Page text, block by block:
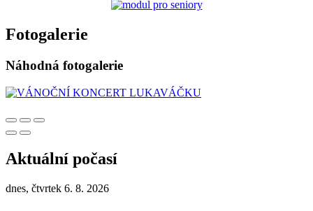
Fotogalerie
Náhodná fotogalerie
Aktuální počasí
dnes, čtvrtek 6. 8. 2026